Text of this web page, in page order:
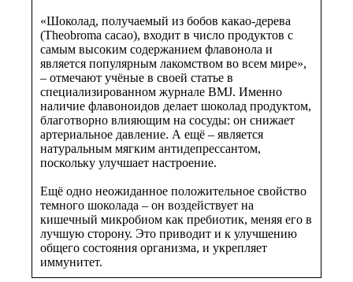
«Шоколад, получаемый из бобов какао-дерева
(Theobroma cacao), входит в число продуктов с
самым высоким содержанием флавонола и
является популярным лакомством во всем мире»,
– отмечают учёные в своей статье в
специализированном журнале BMJ. Именно
наличие флавоноидов делает шоколад продуктом,
благотворно влияющим на сосуды: он снижает
артериальное давление. А ещё – является
натуральным мягким антидепрессантом,
поскольку улучшает настроение.
Ещё одно неожиданное положительное свойство
темного шоколада – он воздействует на
кишечный микробиом как пребиотик, меняя его в
лучшую сторону. Это приводит и к улучшению
общего состояния организма, и укрепляет
иммунитет.